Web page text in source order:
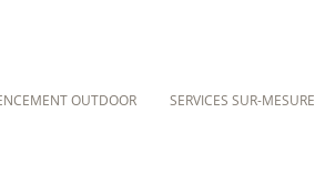
OUTDOOR SERVICES SUR-MESURE